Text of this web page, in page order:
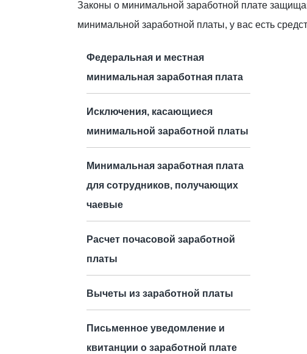
Законы о минимальной заработной плате
минимальной заработной платы, у вас есть
Федеральная и местная
минимальная заработная плата
Исключения, касающиеся
минимальной заработной платы
Минимальная заработная плата
для сотрудников, получающих
чаевые
Расчет почасовой заработной
платы
Вычеты из заработной платы
Письменное уведомление и
квитанции о заработной плате